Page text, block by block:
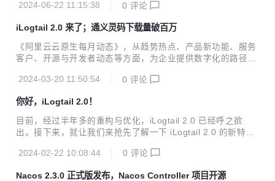
答、异常报错排查等能力，提供代码智能生成、研发智能问答
2024-06-22 11:15:38 0 评论
iLogtail 2.0 来了；通义灵码下载量破百万
《阿里云云原生每月动态》，从趋势热点、产品新功能、服务
客户、开源与开发者动态等方面，为企业提供数字化的路径与
2024-03-20 11:50:54
0 评论
你好，iLogtail 2.0！
目前，经过半年多的重构与优化，iLogtail 2.0 已经呼之欲
出。接下来，就让我们来抢先了解一下 iLogtail 2.0 的新特性
2024-02-22 10:08:44
0 评论
Nacos 2.3.0 正式版发布，Nacos Controller 项目开源